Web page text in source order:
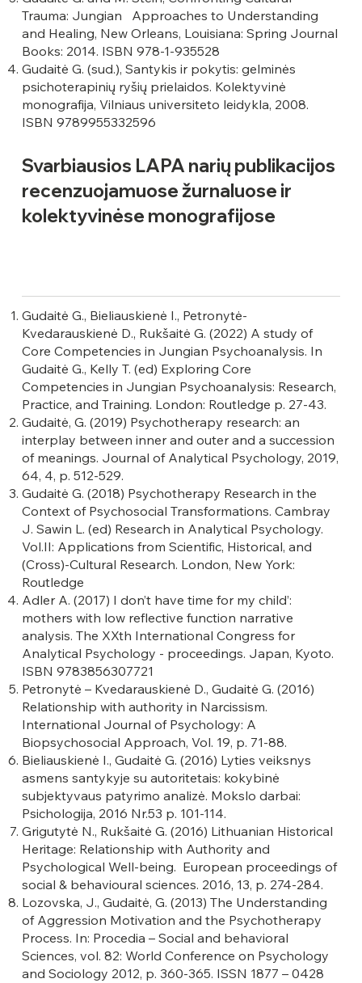
Trauma: Jungian Approaches to Understanding
and Healing, New Orleans, Louisiana: Spring Journal
Books: 2014. ISBN 978-1-935528
Gudaitė G. (sud.), Santykis ir pokytis: gelminės
psichoterapinių ryšių prielaidos. Kolektyvinė
monografija, Vilniaus universiteto leidykla, 2008.
ISBN 9789955332596
Svarbiausios LAPA narių publikacijos
recenzuojamuose žurnaluose ir
kolektyvinėse monografijose
Gudaitė G., Bieliauskienė I., Petronytė-
Kvedarauskienė D., Rukšaitė G. (2022) A study of
Core Competencies in Jungian Psychoanalysis. In
Gudaitė G., Kelly T. (ed) Exploring Core
Competencies in Jungian Psychoanalysis: Research,
Practice, and Training. London: Routledge p. 27-43.
Gudaitė, G. (2019) Psychotherapy research: an
interplay between inner and outer and a succession
of meanings. Journal of Analytical Psychology, 2019,
64, 4, p. 512-529.
Gudaitė G. (2018) Psychotherapy Research in the
Context of Psychosocial Transformations. Cambray
J. Sawin L. (ed) Research in Analytical Psychology.
Vol.II: Applications from Scientific, Historical, and
(Cross)-Cultural Research. London, New York:
Routledge
Adler A. (2017) I don’t have time for my child’:
mothers with low reflective function narrative
analysis. The XXth International Congress for
Analytical Psychology - proceedings. Japan, Kyoto.
ISBN 9783856307721
Petronytė – Kvedarauskienė D., Gudaitė G. (2016)
Relationship with authority in Narcissism.
International Journal of Psychology: A
Biopsychosocial Approach, Vol. 19, p. 71-88.
Bieliauskienė I., Gudaitė G. (2016) Lyties veiksnys
asmens santykyje su autoritetais: kokybinė
subjektyvaus patyrimo analizė. Mokslo darbai:
Psichologija, 2016 Nr.53 p. 101-114.
Grigutytė N., Rukšaitė G. (2016) Lithuanian Historical
Heritage: Relationship with Authority and
Psychological Well-being. European proceedings of
social & behavioural sciences. 2016, 13, p. 274-284.
Lozovska, J., Gudaitė, G. (2013) The Understanding
of Aggression Motivation and the Psychotherapy
Process. In: Procedia – Social and behavioral
Sciences, vol. 82: World Conference on Psychology
and Sociology 2012, p. 360-365. ISSN 1877 – 0428